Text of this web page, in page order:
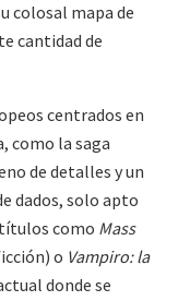
colosal mapa de
cantidad de
centrados en
como la saga
de detalles y un
dados, solo apto
como Mass
o Vampiro: la
donde se